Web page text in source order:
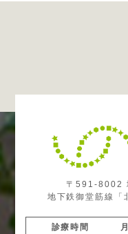
〒591-8002
地下鉄御堂筋線「
診療時間 月